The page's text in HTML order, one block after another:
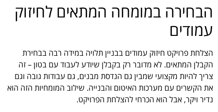
הבחירה במומחה המתאים לחיזוק
עמודים
הצלחת פרויקט חיזוק עמודים בבניין תלויה במידה רבה בבחירת
הקבלן המתאים. לא מדובר רק בקבלן שיודע לעבוד עם בטון – זה
צריך להיות מקצועי שמבין גם הנדסת מבנים, גם עבודות גובה וגם
את הקשרים עם מערכות האיטום והבנייה. שילוב המומחיות הזה הוא
נדיר ויקר, אבל הוא הכרחי להצלחת הפרויקט.